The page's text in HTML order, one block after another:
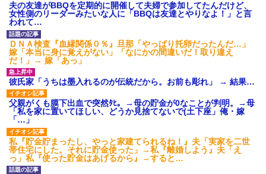
夫の友達がBBQを定期的に開催して夫婦で参加してたんだけど、
女性側のリーダーみたいな人に「BBQは友達とやりなよ！」と言
われて…
ＤＮＡ検査『血縁関係０％』旦那「やっぱり托卵だったんだ…」
嫁「本当に身に覚えがない」「なにかの間違いだ！取り違え
だ！」→ 嫁「あっ」
彼氏家「うちは墨入れるのが伝統だから。お前も彫れ」 → 結果…
父親がくも膜下出血で突然ﾀﾋ。→母の貯金が0なことが判明。→母
「私を家に置いてほしい、どうか見捨てないで(土下座」俺・嫁
「…」
私『貯金貯まったし、やっと家建てられるね！』夫「実家を二世
帯住宅にした。それに貯金使った」→私『離婚しよう』夫「え
っ」私『使った貯金はあげるから』→すると…